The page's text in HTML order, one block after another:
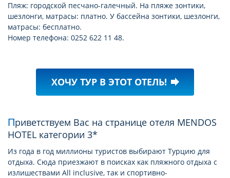
Пляж: городской песчано-галечный. На пляже зонтики,
шезлонги, матрасы: платно. У бассейна зонтики, шезлонги,
матрасы: бесплатно.
Номер телефона: 0252 622 11 48.
ХОЧУ ТУР В ЭТОТ ОТЕЛЬ! forward
Приветствуем Вас на странице отеля MENDOS
HOTEL категории 3*
Из года в год миллионы туристов выбирают Турцию для
отдыха. Сюда приезжают в поисках как пляжного отдыха с
излишествами All inclusive, так и спортивно-